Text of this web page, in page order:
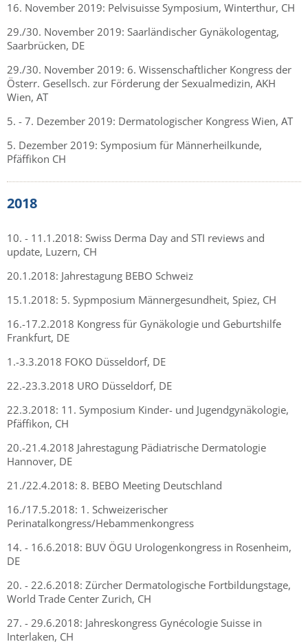
16. November 2019: Pelvisuisse Symposium, Winterthur, CH
29./30. November 2019: Saarländischer Gynäkologentag,
Saarbrücken, DE
29./30. November 2019: 6. Wissenschaftlicher Kongress der
Österr. Gesellsch. zur Förderung der Sexualmedizin, AKH
Wien, AT
5. - 7. Dezember 2019: Dermatologischer Kongress Wien, AT
5. Dezember 2019: Symposium für Männerheilkunde,
Pfäffikon CH
2018
10. - 11.1.2018: Swiss Derma Day and STI reviews and
update, Luzern, CH
20.1.2018: Jahrestagung BEBO Schweiz
15.1.2018: 5. Sypmposium Männergesundheit, Spiez, CH
16.-17.2.2018 Kongress für Gynäkologie und Geburtshilfe
Frankfurt, DE
1.-3.3.2018 FOKO Düsseldorf, DE
22.-23.3.2018 URO Düsseldorf, DE
22.3.2018: 11. Symposium Kinder- und Jugendgynäkologie,
Pfäffikon, CH
20.-21.4.2018 Jahrestagung Pädiatrische Dermatologie
Hannover, DE
21./22.4.2018: 8. BEBO Meeting Deutschland
16./17.5.2018: 1. Schweizerischer
Perinatalkongress/Hebammenkongress
14. - 16.6.2018: BUV ÖGU Urologenkongress in Rosenheim,
DE
20. - 22.6.2018: Zürcher Dermatologische Fortbildungstage,
World Trade Center Zurich, CH
27. - 29.6.2018: Jahreskongress Gynécologie Suisse in
Interlaken, CH